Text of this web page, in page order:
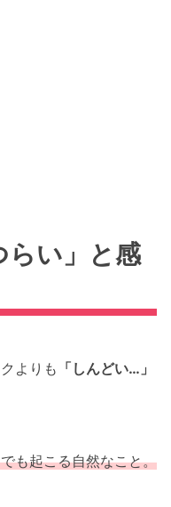
らい」と感
よりも 「しんどい…」
も起こる自然なこと。